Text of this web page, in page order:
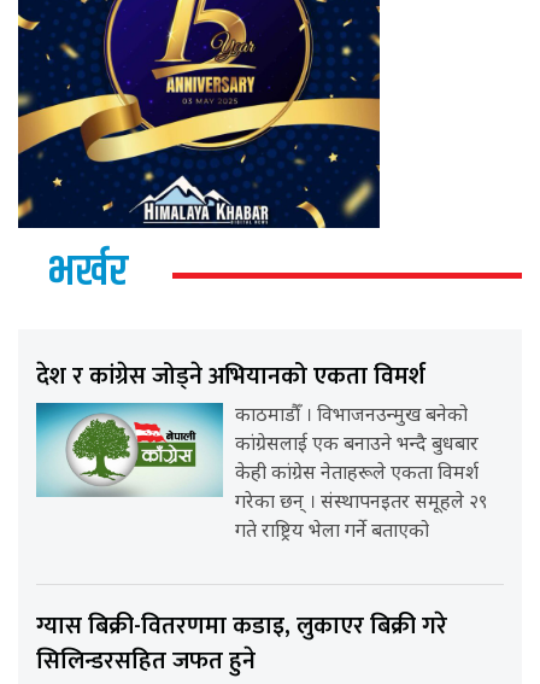
भर्खर
देश र कांग्रेस जोड्ने अभियानको एकता विमर्श
काठमाडौँ । विभाजनउन्मुख बनेको
कांग्रेसलाई एक बनाउने भन्दै बुधबार
केही कांग्रेस नेताहरूले एकता विमर्श
गरेका छन् । संस्थापनइतर समूहले २९
गते राष्ट्रिय भेला गर्ने बताएको
ग्यास बिक्री-वितरणमा कडाइ, लुकाएर बिक्री गरे
सिलिन्डरसहित जफत हुने